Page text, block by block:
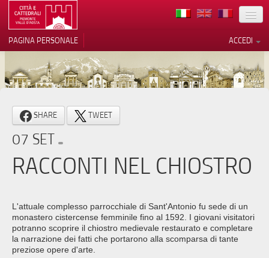
TERRITORIO
ARCHITETTURE
MUSEI
ITINERARI
EVENTI
VOLONTARI
CONTATTI
PRESS
ACCEDI
PAGINA PERSONALE
SHARE TWEET
07 SET
RACCONTI NEL CHIOSTRO
L'attuale complesso parrocchiale di Sant'Antonio fu sede di un
monastero cistercense femminile fino al 1592. I giovani visitatori
potranno scoprire il chiostro medievale restaurato e completare
la narrazione dei fatti che portarono alla scomparsa di tante
preziose opere d'arte.
Informativa sulla raccolta
Le tue preferenze relative alla